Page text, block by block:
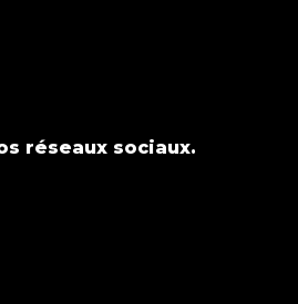
réseaux sociaux.